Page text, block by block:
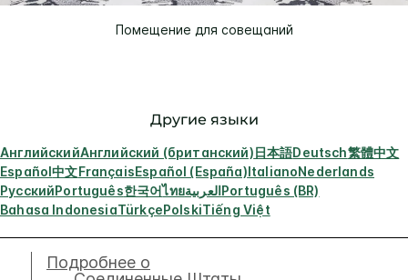
Помещение для совещаний
Другие языки
АнглийскийАнглийский (британский)日本語Deutsch繁體中文
Español中文FrançaisEspañol (España)ItalianoNederlands
РусскийPortuguês한국어ไทยالعربيةPortuguês (BR)
Bahasa IndonesiaTürkçePolskiTiếng Việt
Подробнее о